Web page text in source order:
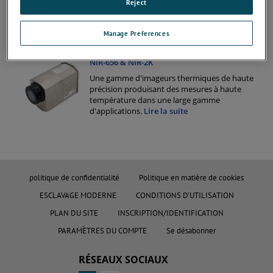
longueur d'onde offrant une plage complète de
mesure de température de 300 à 1 800 °C (572 à
3 271 °F) dans deux plages avec un choix
d'optiques et de lentilles di...Lire la suite
NIR-656 & NIR-2K
Une gamme d'imageurs thermiques de haute
précision produisant des mesures à haute
température dans une large gamme
d'applications. Lire la suite
politique de confidentialité
Politique en matière de cookies
ESCLAVAGE MODERNE
CONDITIONS D'UTILISATION
PLAN DU SITE
INSCRIPTION/IDENTIFICATION
PARAMÈTRES DU COMPTE
Se désabonner
RÉSEAUX SOCIAUX
Manage Preferences
Reject